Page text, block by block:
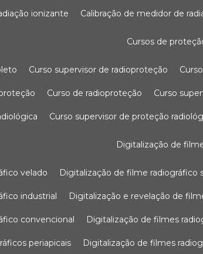
ionizante calibração de medidor de
cursos de
curso supervisor de radioproteção
curso de radioproteção curso
curso supervisor de proteção
digitalização de
velado digitalização de filme radiográfico
industrial digitalização e revelação de
convencional digitalização de filmes
periapicais digitalização de filmes